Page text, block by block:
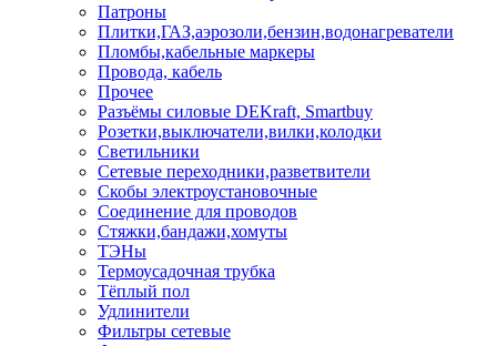
Патроны
Плитки,ГАЗ,аэрозоли,бензин,водонагреватели
Пломбы,кабельные маркеры
Провода, кабель
Прочее
Разъёмы силовые DEKraft, Smartbuy
Розетки,выключатели,вилки,колодки
Светильники
Сетевые переходники,разветвители
Скобы электроустановочные
Соединение для проводов
Стяжки,бандажи,хомуты
ТЭНы
Термоусадочная трубка
Тёплый пол
Удлинители
Фильтры сетевые